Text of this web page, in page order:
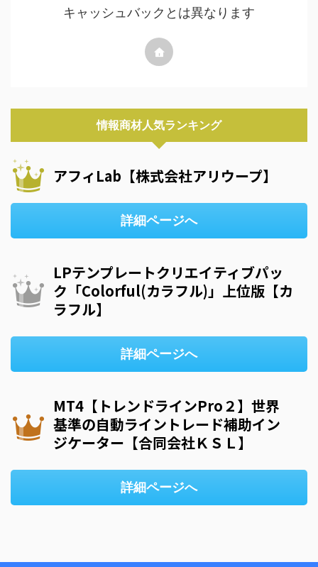
キャッシュバックとは異なります
情報商材人気ランキング
アフィLab【株式会社アリウープ】
詳細ページへ
LPテンプレートクリエイティブパッ
ク「Colorful(カラフル)」上位版【カ
ラフル】
詳細ページへ
MT4【トレンドラインPro２】世界
基準の自動ライントレード補助イン
ジケーター【合同会社ＫＳＬ】
詳細ページへ